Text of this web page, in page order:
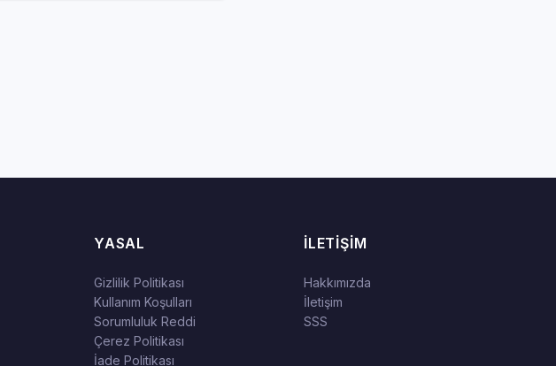
YASAL
Gizlilik Politikası
Kullanım Koşulları
Sorumluluk Reddi
Çerez Politikası
İade Politikası
İLETIŞIM
Hakkımızda
İletişim
SSS